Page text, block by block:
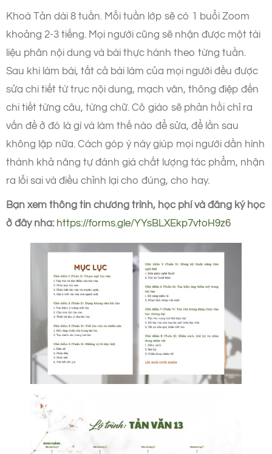
Khoá Tản dài 8 tuần. Mỗi tuần lớp sẽ có 1 buổi Zoom
khoảng 2-3 tiếng. Mọi người cũng sẽ nhận được một tài
liệu phân nội dung và bài thực hành theo từng tuần.
Sau khi làm bài, tất cả bài làm của mọi người đều được
sửa chi tiết từ trục nội dung, mạch văn, thông điệp đến
chi tiết từng câu, từng chữ. Cô giáo sẽ phản hồi chỉ ra
vấn đề ở đó là gì và làm thế nào để sửa, để lần sau
không lặp nữa. Cách góp ý này giúp mọi người dần hình
thành khả năng tự đánh giá chất lượng tác phẩm, nhận
ra lỗi sai và điều chỉnh lại cho đúng, cho hay.
Bạn xem thông tin chương trình, học phí và đăng ký học
ở đây nha: https://forms.gle/YYsBLXEkp7vtoH9z6